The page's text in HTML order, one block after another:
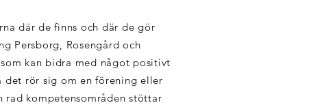
där de finns och där de gör
Persborg, Rosengård och
kan bidra med något positivt
det rör sig om en förening eller
kompetensområden stöttar